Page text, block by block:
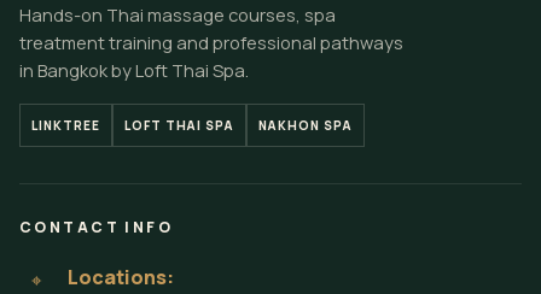
Hands-on Thai massage courses, spa
treatment training and professional pathways
in Bangkok by Loft Thai Spa.
LINKTREE LOFT THAI SPA NAKHON SPA
CONTACT INFO
⌖ Locations: